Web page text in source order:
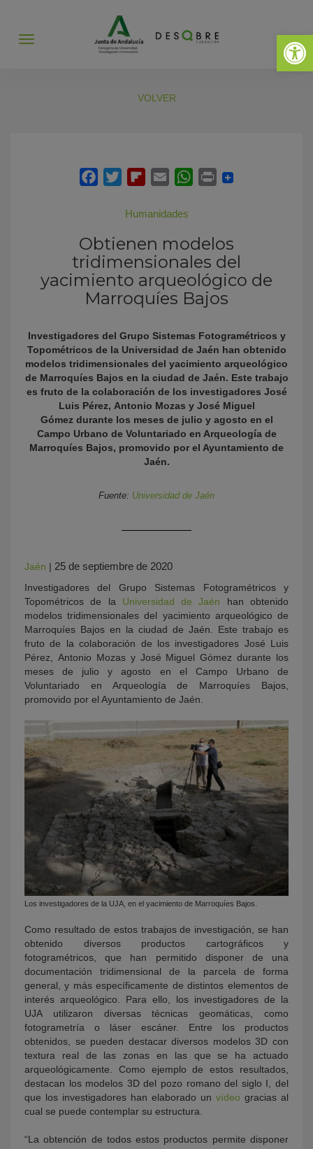
Abrir
Abrir
VOLVER
Humanidades
Obtienen modelos
tridimensionales del
yacimiento arqueológico de
Marroquíes Bajos
Investigadores del Grupo Sistemas Fotogramétricos y
Topométricos de la Universidad de Jaén han obtenido
modelos tridimensionales del yacimiento arqueológico
de Marroquíes Bajos en la ciudad de Jaén. Este trabajo
es fruto de la colaboración de los investigadores José
Luis Pérez, Antonio Mozas y José Miguel
Gómez durante los meses de julio y agosto en el
Campo Urbano de Voluntariado en Arqueología de
Marroquíes Bajos, promovido por el Ayuntamiento de
Jaén.
Fuente: Universidad de Jaén
Jaén | 25 de septiembre de 2020
Investigadores del Grupo Sistemas Fotogramétricos y
Topométricos de la Universidad de Jaén han obtenido
modelos tridimensionales del yacimiento arqueológico de
Marroquíes Bajos en la ciudad de Jaén. Este trabajo es
fruto de la colaboración de los investigadores José Luis
Pérez, Antonio Mozas y José Miguel Gómez durante los
meses de julio y agosto en el Campo Urbano de
Voluntariado en Arqueología de Marroquíes Bajos,
promovido por el Ayuntamiento de Jaén.
Los investigadores de la UJA, en el yacimiento de Marroquíes Bajos.
Como resultado de estos trabajos de investigación, se han
obtenido diversos productos cartográficos y
fotogramétricos, que han permitido disponer de una
documentación tridimensional de la parcela de forma
general, y más específicamente de distintos elementos de
interés arqueológico. Para ello, los investigadores de la
UJA utilizaron diversas técnicas geomáticas, como
fotogrametría o láser escáner. Entre los productos
obtenidos, se pueden destacar diversos modelos 3D con
textura real de las zonas en las que se ha actuado
arqueológicamente. Como ejemplo de estos resultados,
destacan los modelos 3D del pozo romano del siglo I, del
que los investigadores han elaborado un vídeo gracias al
cual se puede contemplar su estructura.
“La obtención de todos estos productos permite disponer